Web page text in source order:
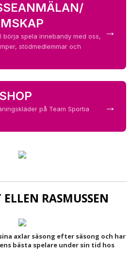
börja spela innebandy med oss,
stödmedlemmar och
→
på Team Sportia
→
RASMUSSEN
axlar säsong efter säsong och har
bästa spelare under sin tid hos